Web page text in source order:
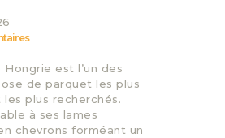
est l’un des
de parquet les plus
plus recherchés.
à ses lames
chevrons forméant un